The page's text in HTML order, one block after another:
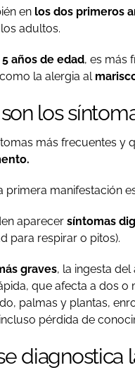
en los dos primeros
adultos.
5 años de edad, es más
la alergia al
los
más frecuentes y
primera manifestación
aparecer síntomas
para respirar o pitos).
graves, la ingesta
que afecta a dos
palmas y plantas,
pérdida de
diagnostica